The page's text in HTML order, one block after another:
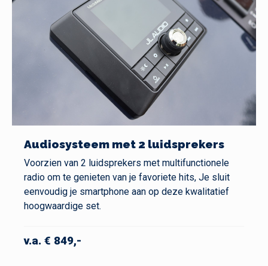
Audiosysteem met 2 luidsprekers
Voorzien van 2 luidsprekers met multifunctionele
radio om te genieten van je favoriete hits, Je sluit
eenvoudig je smartphone aan op deze kwalitatief
hoogwaardige set.
v.a. € 849,-